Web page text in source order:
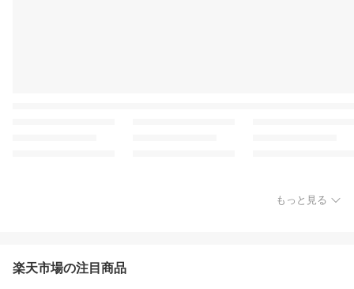
もっと見る
楽天市場の注目商品